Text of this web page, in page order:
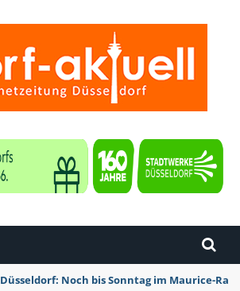
Düsseldorf: Noch bis Sonntag im Maurice-